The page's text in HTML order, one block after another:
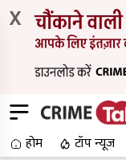
X
होम टॉप न्यूज